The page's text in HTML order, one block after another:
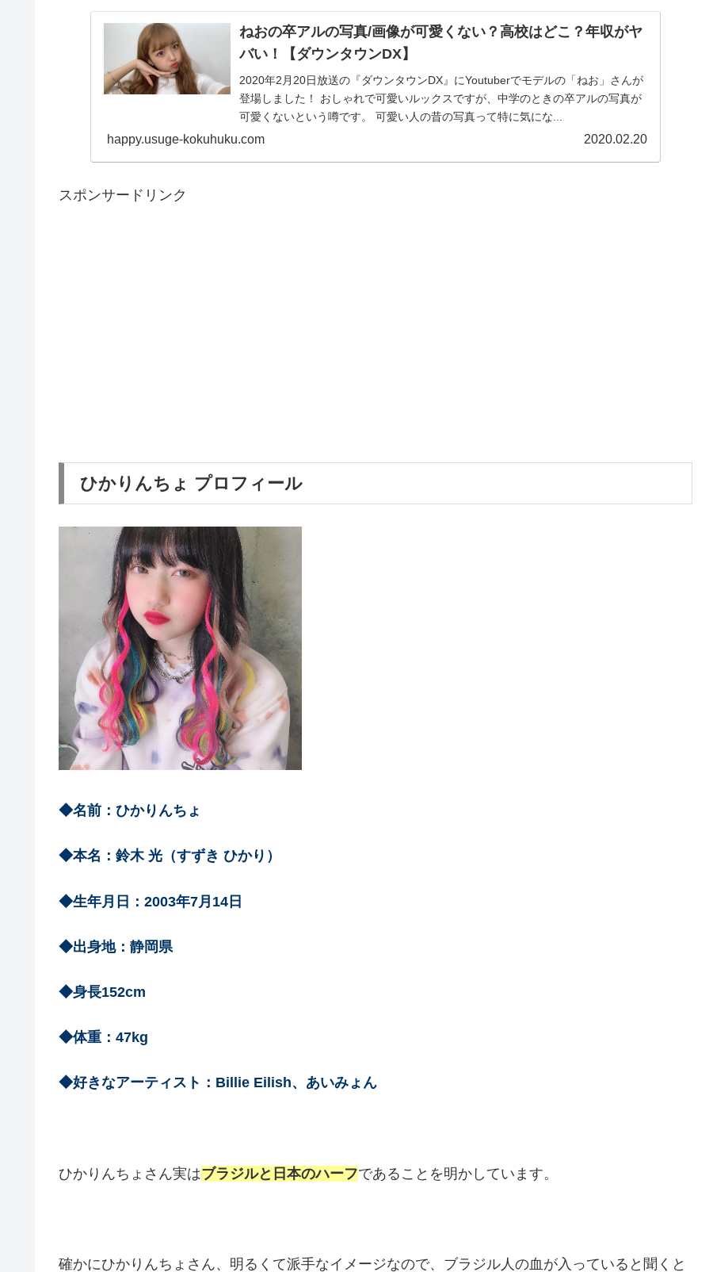
ねおの卒アルの写真/画像が可愛くない？高校はどこ？年収がヤ
バい！【ダウンタウンDX】
2020年2月20日放送の『ダウンタウンDX』にYoutuberでモデルの「ねお」さんが
登場しました！ おしゃれで可愛いルックスですが、中学のときの卒アルの写真が
可愛くないという噂です。 可愛い人の昔の写真って特に気にな...
happy.usuge-kokuhuku.com 2020.02.20
スポンサードリンク
ひかりんちょ プロフィール
◆名前：ひかりんちょ
◆本名：鈴木 光（すずき ひかり）
◆生年月日：2003年7月14日
◆出身地：静岡県
◆身長152cm
◆体重：47kg
◆好きなアーティスト：Billie Eilish、あいみょん
ひかりんちょさん実はブラジルと日本のハーフであることを明かしています。
確かにひかりんちょさん、明るくて派手なイメージなので、ブラジル人の血が入っていると聞くと